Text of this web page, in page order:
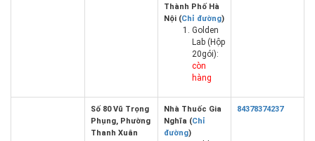
Thành Phố Hà
Nội (Chỉ đường)
Golden
Lab (Hộp
20gói):
còn
hàng
Số 80 Vũ Trọng
Phụng, Phường
Thanh Xuân
Nhà Thuốc Gia
Nghĩa (Chỉ
đường)
84378374237